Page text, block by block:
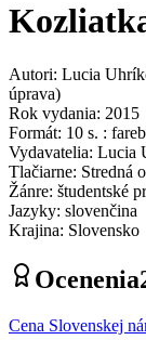
Autori: Lucia
úprava)
Rok vydania: 2015
Formát: 10 s. :
Vydavatelia: Lucia
Tlačiarne: Stredná
Žánre: študentské
Jazyky: slovenčina
Krajina: Slovensko
Ocenenia
Cena Slovenskej